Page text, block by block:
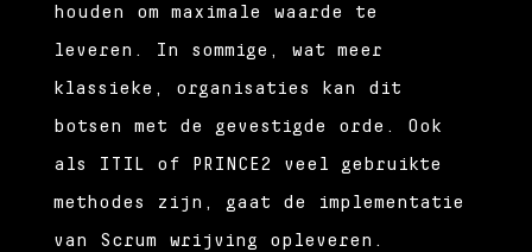
houden om maximale waarde te
leveren. In sommige, wat meer
klassieke, organisaties kan dit
botsen met de gevestigde orde. Ook
als ITIL of PRINCE2 veel gebruikte
methodes zijn, gaat de implementatie
van Scrum wrijving opleveren.